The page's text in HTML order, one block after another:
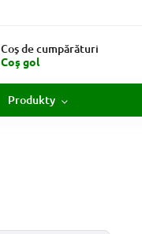
Coş de cumpărături
Coş gol
Produkty